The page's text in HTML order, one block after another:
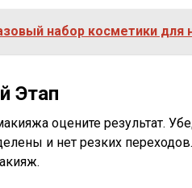
набор косметики для
Этап
оцените результат.
и нет резких